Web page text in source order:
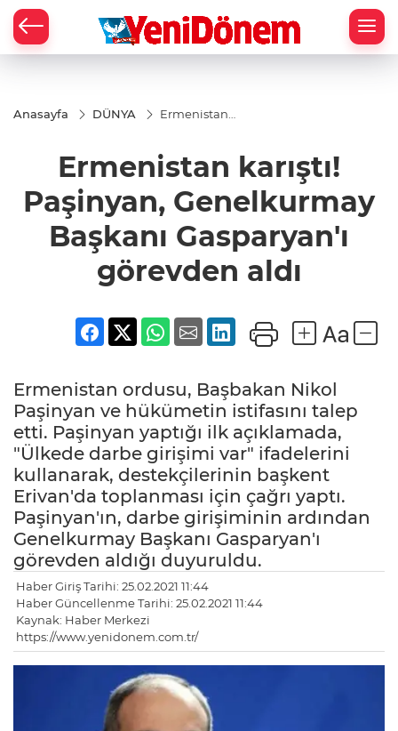
Anasayfa DÜNYA
Ermenistan
Genelkurmay
Başkanı
görevden
aldı
Ermenistan karıştı!
Paşinyan, Genelkurmay
Başkanı Gasparyan'ı
görevden aldı
Ermenistan ordusu, Başbakan Nikol
Paşinyan ve hükümetin istifasını talep
etti. Paşinyan yaptığı ilk açıklamada,
"Ülkede darbe girişimi var" ifadelerini
kullanarak, destekçilerinin başkent
Erivan'da toplanması için çağrı yaptı.
Paşinyan'ın, darbe girişiminin ardından
Genelkurmay Başkanı Gasparyan'ı
görevden aldığı duyuruldu.
Haber Giriş Tarihi: 25.02.2021 11:44
Haber Güncellenme Tarihi: 25.02.2021 11:44
Kaynak: Haber Merkezi
https://www.yenidonem.com.tr/